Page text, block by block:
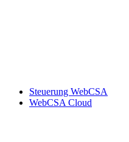
Steuerung WebCSA
WebCSA Cloud